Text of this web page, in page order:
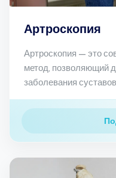
Артроскопия
Артроскопия — это
метод, позволяющий
заболевания